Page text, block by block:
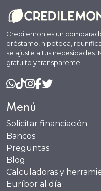
Credilemon es un
préstamo, hipoteca,
se ajuste a tus
gratuito y transparente.
Menú
Solicitar financiación
Bancos
Preguntas
Blog
Calculadoras y
Euríbor al día